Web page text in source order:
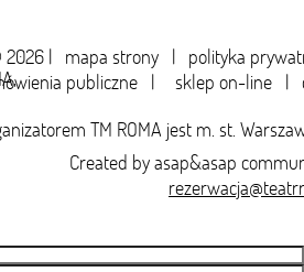
| mapa strony | polityka
publiczne | sklep on-line |
TM ROMA jest m. st.
Created byasap&asap